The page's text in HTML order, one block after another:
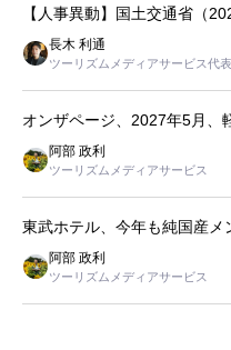
【人事異動】国土交通省（
長木 利通
ツーリズムメディアサービス代
オンザページ、2027年5月、
阿部 政利
ツーリズムメディアサービス
東武ホテル、今年も純国産メ
阿部 政利
ツーリズムメディアサービス